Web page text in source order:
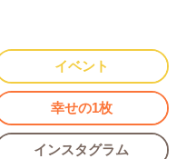
イベント
幸せの1枚
インスタグラム